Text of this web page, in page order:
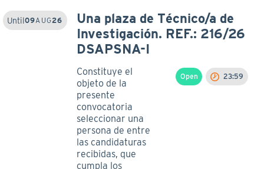
Until09AUG26
Una plaza de Técnico/a de
Investigación. REF.: 216/26
DSAPSNA-I
Constituye el
objeto de la
presente
convocatoria
seleccionar una
persona de entre
las candidaturas
recibidas, que
cumpla los
Open 23:59